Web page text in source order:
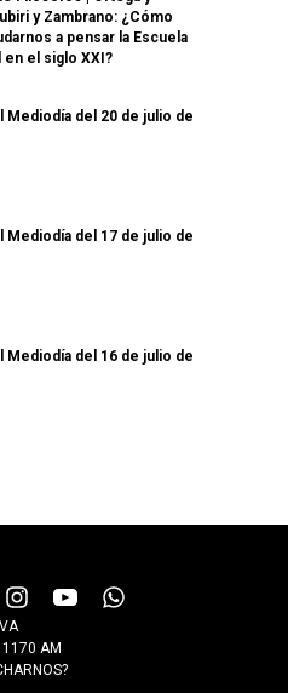
y Zambrano: ¿Cómo
a pensar la Escuela
en el siglo XXI?
Mediodía del 20 de julio de
Mediodía del 17 de julio de
Mediodía del 16 de julio de
1170 AM